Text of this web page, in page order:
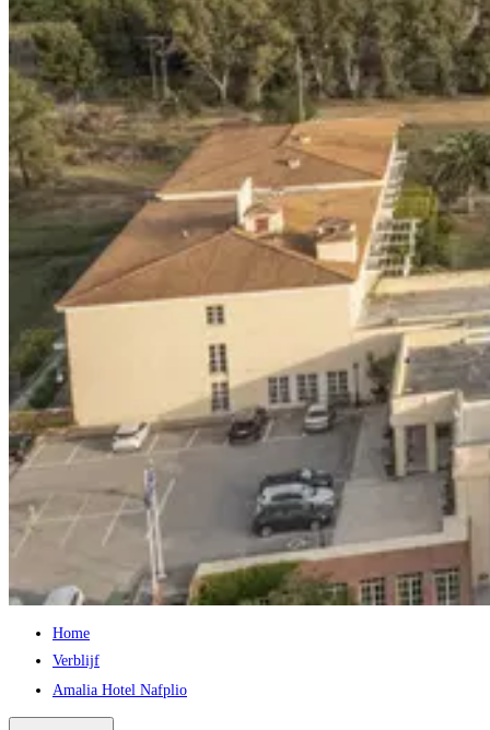
Home
Verblijf
Amalia Hotel Nafplio